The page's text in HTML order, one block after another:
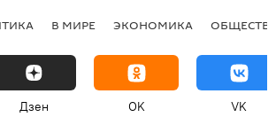
В МИРЕ ЭКОНОМИКА
Дзен OK VK